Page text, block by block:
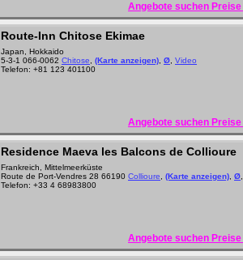
Angebote suchen
Route-Inn Chitose Ekimae
Japan, Hokkaido
5-3-1 066-0062 Chitose (Karte anzeigen) Ø Video
Telefon: +81 123 401100
Angebote suchen
Residence Maeva les Balcons de Collioure
Frankreich, Mittelmeerküste
Route de Port-Vendres 28 66190 Collioure (Karte anzeigen) Ø
Telefon: +33 4 68983800
Angebote suchen